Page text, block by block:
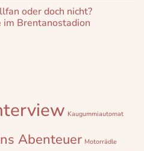
oder doch nicht?
Brentanostadion
Kaugummiautomat
Abenteuer Motorrädle